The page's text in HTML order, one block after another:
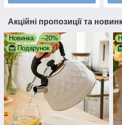
Акційні пропозиції та
Новинка
–20%
Подарунок